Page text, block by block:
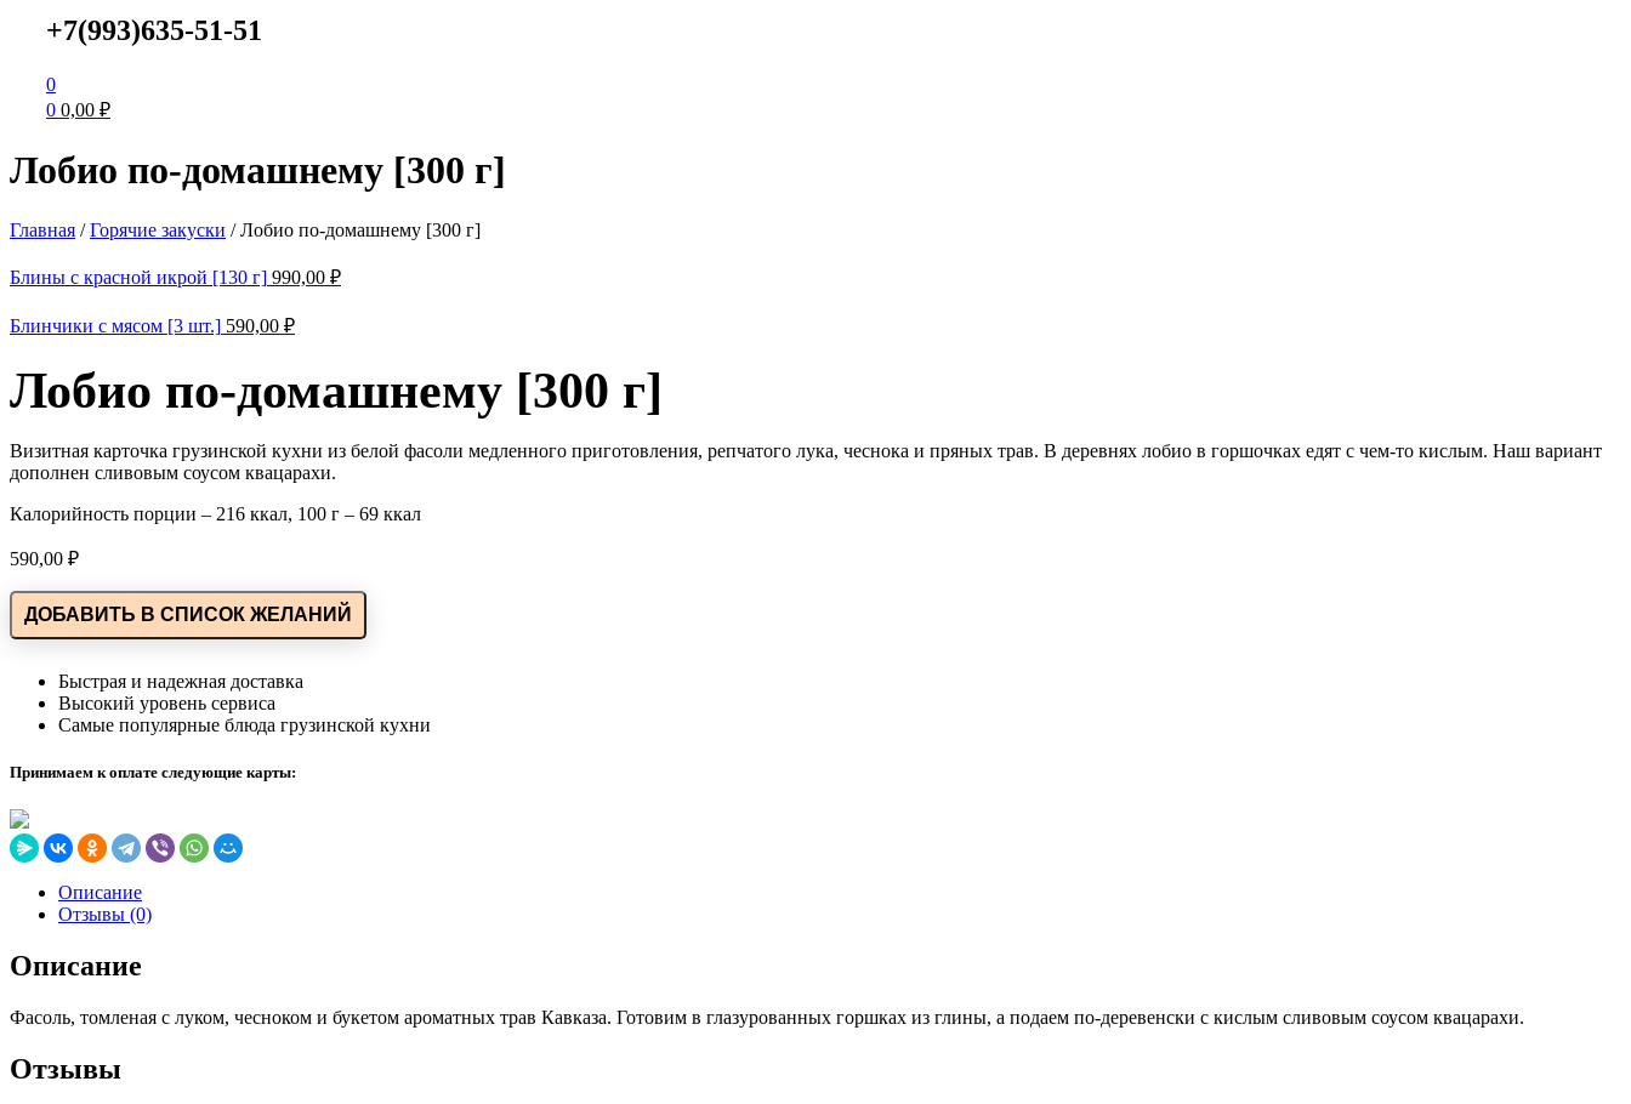
+7(993)635-51-51
0
0 0,00 ₽
Лобио по-домашнему [300 г]
Главная /Горячие закуски /Лобио по-домашнему [300 г]
Блины с красной икрой [130 г] 990,00 ₽
Блинчики с мясом [3 шт.] 590,00 ₽
Лобио по-домашнему [300 г]
Визитная карточка грузинской кухни из белой фасоли медленного приготовления, репчатого лука, чеснока и пряных трав. В деревнях лобио в горшочках едят с чем-то кислым. Наш вариант
дополнен сливовым соусом квацарахи.
Калорийность порции – 216 ккал, 100 г – 69 ккал
590,00 ₽
ДОБАВИТЬ В СПИСОК ЖЕЛАНИЙ
Быстрая и надежная доставка
Высокий уровень сервиса
Самые популярные блюда грузинской кухни
Принимаем к оплате следующие карты:
Описание
Отзывы (0)
Описание
Фасоль, томленая с луком, чесноком и букетом ароматных трав Кавказа. Готовим в глазурованных горшках из глины, а подаем по-деревенски с кислым сливовым соусом квацарахи.
Отзывы